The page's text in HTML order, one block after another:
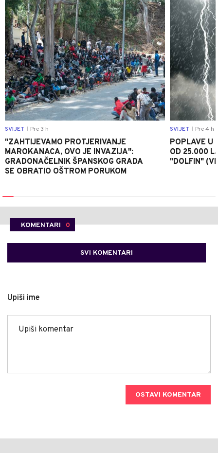
0
SVIJET Pre 3 h
"ZAHTIJEVAMO PROTJERIVANJE
MAROKANACA, OVO JE INVAZIJA":
GRADONAČELNIK ŠPANSKOG GRADA
SE OBRATIO OŠTROM PORUKOM
SVIJET Pre 4 h
POPLAVE U
OD 25.000
"DOLFIN"
KOMENTARI 0
SVI KOMENTARI
Upiši ime
OSTAVI KOMENTAR